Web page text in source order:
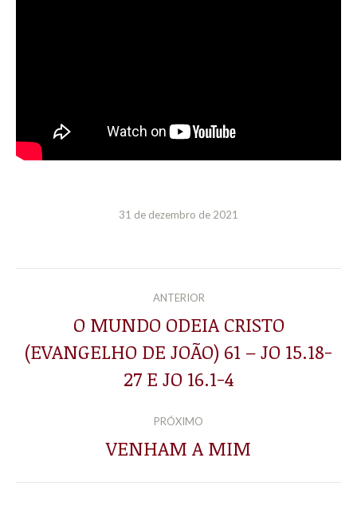
31 de dezembro de 2021
NAVEGAÇÃO
POST:
ANTERIOR
Post
anterior:
O MUNDO ODEIA CRISTO
(EVANGELHO DE JOÃO) 61 – JO 15.18-
27 E JO 16.1-4
PRÓXIMO
Próximo
VENHAM A MIM